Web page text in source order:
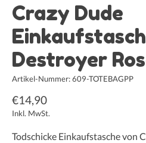
Crazy Dude
Destroyer
Artikel-Nummer: 609-TOTEBAGPP
€14,90
Inkl. MwSt.
Todschicke Einkaufstasche von